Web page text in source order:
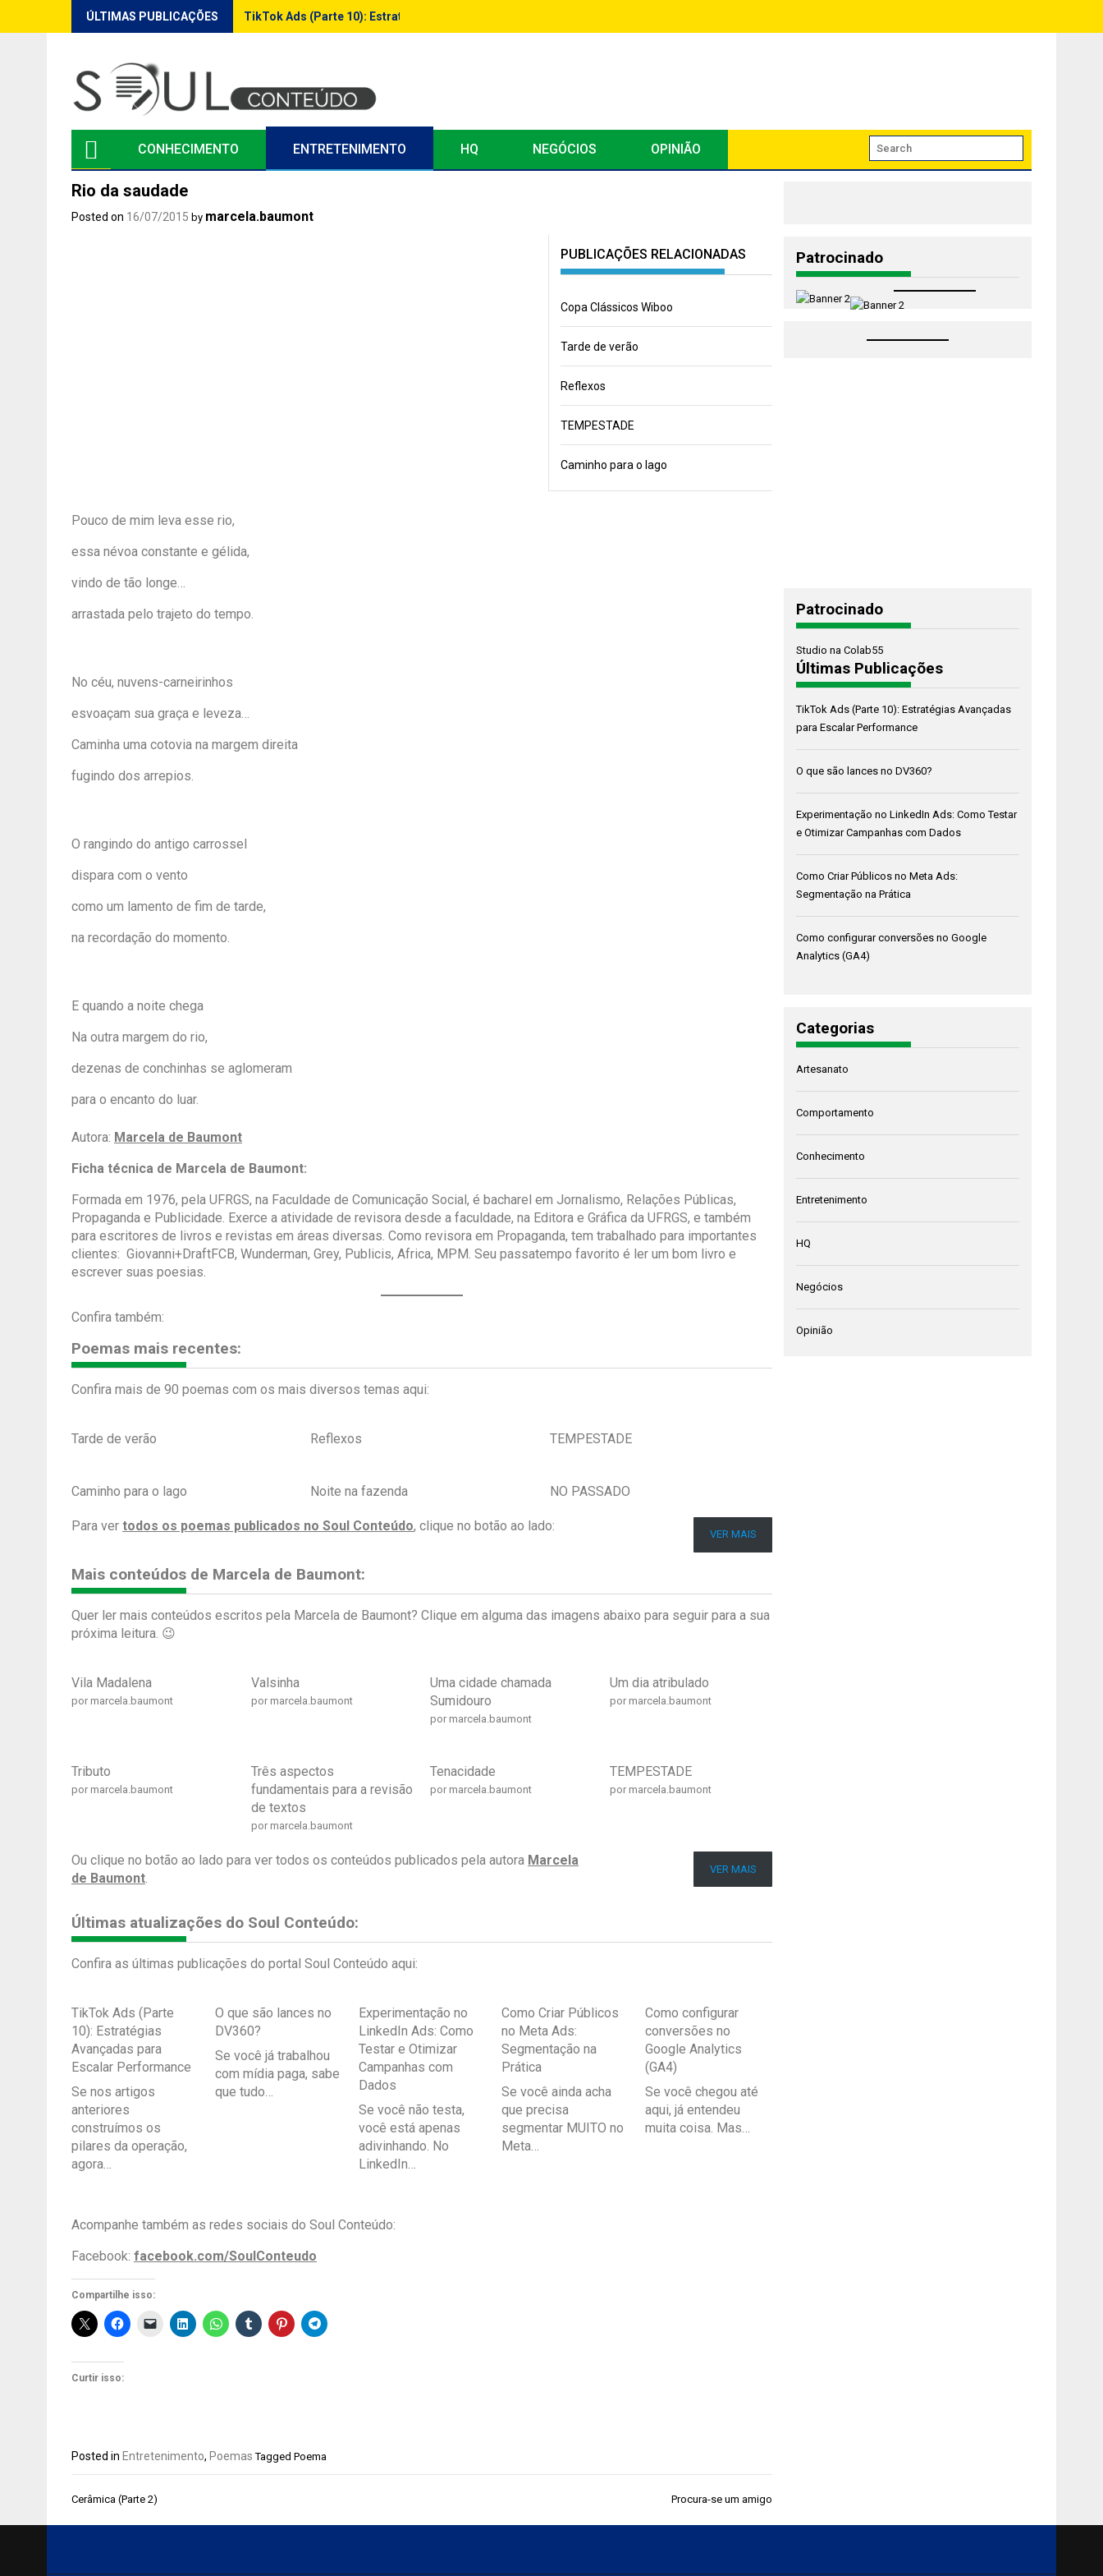
ÚLTIMAS PUBLICAÇÕES TikTok Ads (Parte 10): Estratégias Avançadas para Escalar Performance
CONHECIMENTO ENTRETENIMENTO HQ NEGÓCIOS OPINIÃO
Rio da saudade
Posted on 16/07/2015 by marcela.baumont
PUBLICAÇÕES RELACIONADAS
Copa Clássicos Wiboo
Tarde de verão
Reflexos
TEMPESTADE
Caminho para o lago
Pouco de mim leva esse rio,
essa névoa constante e gélida,
vindo de tão longe…
arrastada pelo trajeto do tempo.
No céu, nuvens-carneirinhos
esvoaçam sua graça e leveza…
Caminha uma cotovia na margem direita
fugindo dos arrepios.
O rangindo do antigo carrossel
dispara com o vento
como um lamento de fim de tarde,
na recordação do momento.
E quando a noite chega
Na outra margem do rio,
dezenas de conchinhas se aglomeram
para o encanto do luar.
Autora: Marcela de Baumont
Ficha técnica de Marcela de Baumont:
Formada em 1976, pela UFRGS, na Faculdade de Comunicação Social, é bacharel em Jornalismo, Relações Públicas,
Propaganda e Publicidade. Exerce a atividade de revisora desde a faculdade, na Editora e Gráfica da UFRGS, e também
para escritores de livros e revistas em áreas diversas. Como revisora em Propaganda, tem trabalhado para importantes
clientes: Giovanni+DraftFCB, Wunderman, Grey, Publicis, Africa, MPM. Seu passatempo favorito é ler um bom livro e
escrever suas poesias.
Confira também:
Poemas mais recentes:
Confira mais de 90 poemas com os mais diversos temas aqui:
Tarde de verão Reflexos TEMPESTADE
Caminho para o lago Noite na fazenda NO PASSADO
Para ver todos os poemas publicados no Soul Conteúdo, clique no botão ao lado:
VER MAIS
Mais conteúdos de Marcela de Baumont:
Quer ler mais conteúdos escritos pela Marcela de Baumont? Clique em alguma das imagens abaixo para seguir para a sua
próxima leitura. 😉
Vila Madalena
por marcela.baumont
Valsinha
por marcela.baumont
Uma cidade chamada
Sumidouro
por marcela.baumont
Um dia atribulado
por marcela.baumont
Tributo
por marcela.baumont
Três aspectos
fundamentais para a revisão
de textos
por marcela.baumont
Tenacidade
por marcela.baumont
TEMPESTADE
por marcela.baumont
Ou clique no botão ao lado para ver todos os conteúdos publicados pela autora Marcela
de Baumont.
VER MAIS
Últimas atualizações do Soul Conteúdo:
Confira as últimas publicações do portal Soul Conteúdo aqui:
TikTok Ads (Parte
10): Estratégias
Avançadas para
Escalar Performance
Se nos artigos
anteriores
construímos os
pilares da operação,
agora…
O que são lances no
DV360?
Se você já trabalhou
com mídia paga, sabe
que tudo…
Experimentação no
LinkedIn Ads: Como
Testar e Otimizar
Campanhas com
Dados
Se você não testa,
você está apenas
adivinhando. No
LinkedIn…
Como Criar Públicos
no Meta Ads:
Segmentação na
Prática
Se você ainda acha
que precisa
segmentar MUITO no
Meta…
Como configurar
conversões no
Google Analytics
(GA4)
Se você chegou até
aqui, já entendeu
muita coisa. Mas…
Acompanhe também as redes sociais do Soul Conteúdo:
Facebook: facebook.com/SoulConteudo
Compartilhe isso:
Curtir isso:
Posted in Entretenimento, Poemas Tagged Poema
Navegação
Cerâmica (Parte 2) Procura-se um amigo
Patrocinado
Patrocinado
Studio na Colab55
Últimas Publicações
TikTok Ads (Parte 10): Estratégias Avançadas
para Escalar Performance
O que são lances no DV360?
Experimentação no LinkedIn Ads: Como Testar
e Otimizar Campanhas com Dados
Como Criar Públicos no Meta Ads:
Segmentação na Prática
Como configurar conversões no Google
Analytics (GA4)
Categorias
Artesanato
Comportamento
Conhecimento
Entretenimento
HQ
Negócios
Opinião